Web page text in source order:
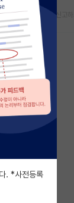
스크랩 신고하
. *사전등록